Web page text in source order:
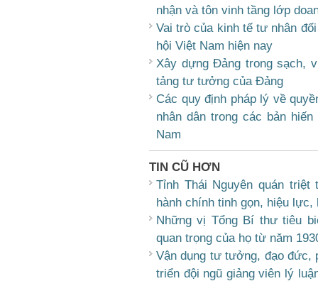
nhận và tôn vinh tầng lớp
Vai trò của kinh tế tư nhân
hội Việt Nam hiện nay
Xây dựng Đảng trong sạch,
tảng tư tưởng của Đảng
Các quy định pháp lý về
nhân dân trong các bản
Nam
TIN CŨ HƠN
Tỉnh Thái Nguyên quán
hành chính tinh gọn, hiệu lực,
Những vị Tổng Bí thư tiêu
quan trọng của họ từ năm
Vận dụng tư tưởng, đạo đức,
triển đội ngũ giảng viên lý